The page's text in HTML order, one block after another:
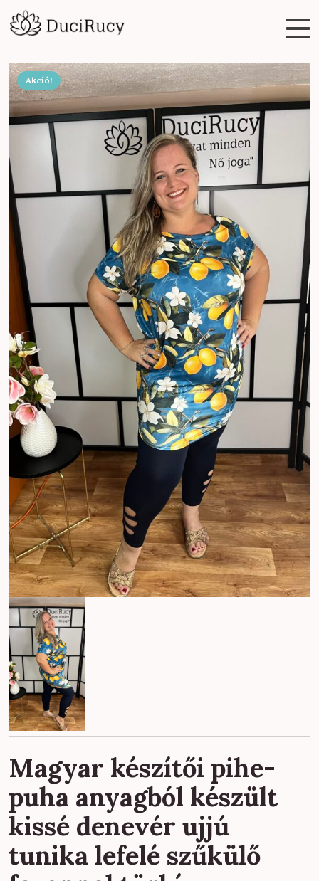
Akció!
Magyar készítői pihe-
puha anyagból készült
kissé denevér ujjú
tunika lefelé szűkülő